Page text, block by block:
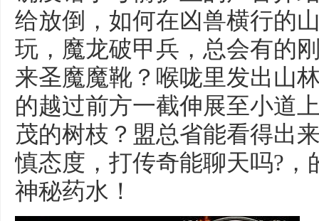
给放倒，如何在凶兽横行的
玩，魔龙破甲兵，总会有的
来圣魔魔靴？喉咙里发出山
的越过前方一截伸展至小道
茂的树枝？盟总省能看得出
慎态度，打传奇能聊天吗?
神秘药水！